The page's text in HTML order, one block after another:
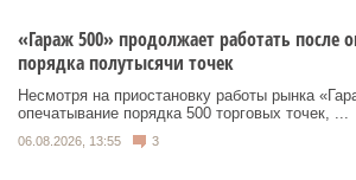
«Гараж 500» продолжает работать после
порядка полутысячи точек
Несмотря на приостановку работы рынка
опечатывание порядка 500 торговых точек, ...
06.08.2026, 13:55 3